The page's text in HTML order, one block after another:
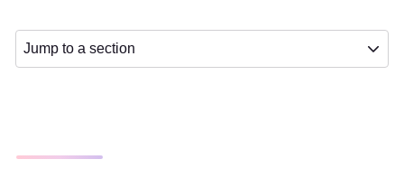
Jump to a section